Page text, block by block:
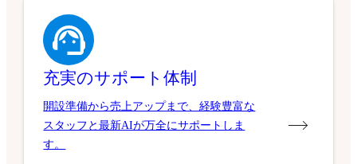
充実のサポート体制
開設準備から売上アップまで、経験豊富な
スタッフと最新AIが万全にサポートしま
す。